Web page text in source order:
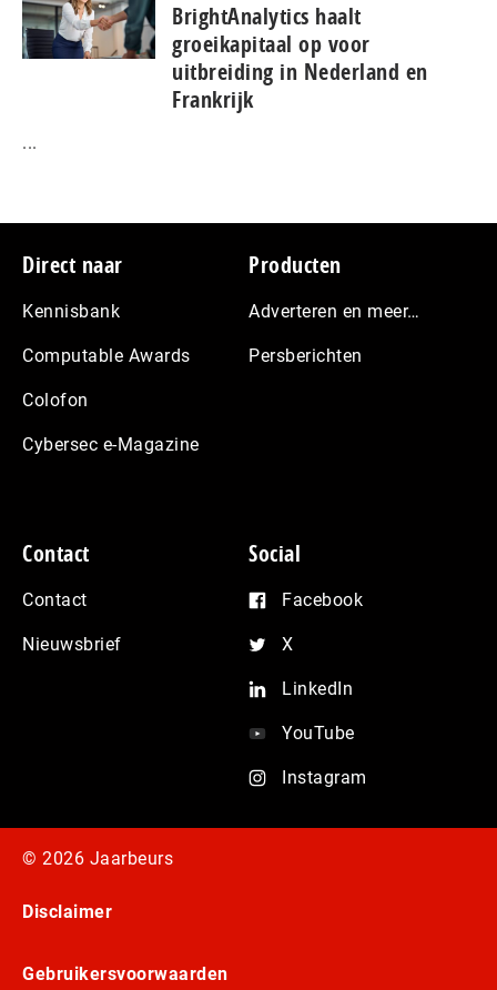
BrightAnalytics haalt
groeikapitaal op voor
uitbreiding in Nederland en
Frankrijk
...
Footer
Direct naar
Kennisbank
Computable Awards
Colofon
Cybersec e-Magazine
Producten
Adverteren en meer…
Persberichten
Contact
Contact
Nieuwsbrief
Social
Facebook
X
LinkedIn
YouTube
Instagram
© 2026 Jaarbeurs
Disclaimer
Gebruikersvoorwaarden